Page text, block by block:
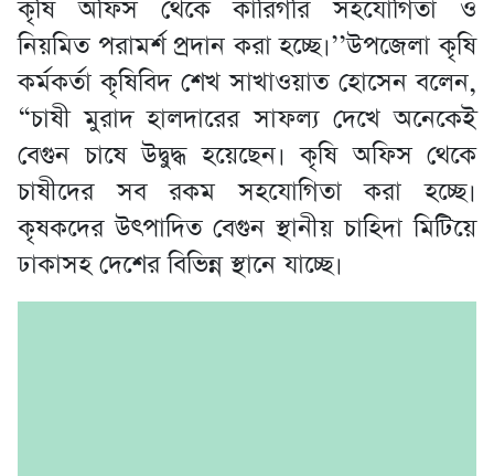
কৃষি অফিস থেকে কারিগরি সহযোগিতা ও
নিয়মিত পরামর্শ প্রদান করা হচ্ছে।’’উপজেলা কৃষি
কর্মকর্তা কৃষিবিদ শেখ সাখাওয়াত হোসেন বলেন,
“চাষী মুরাদ হালদারের সাফল্য দেখে অনেকেই
বেগুন চাষে উদ্বুদ্ধ হয়েছেন। কৃষি অফিস থেকে
চাষীদের সব রকম সহযোগিতা করা হচ্ছে।
কৃষকদের উৎপাদিত বেগুন স্থানীয় চাহিদা মিটিয়ে
ঢাকাসহ দেশের বিভিন্ন স্থানে যাচ্ছে।